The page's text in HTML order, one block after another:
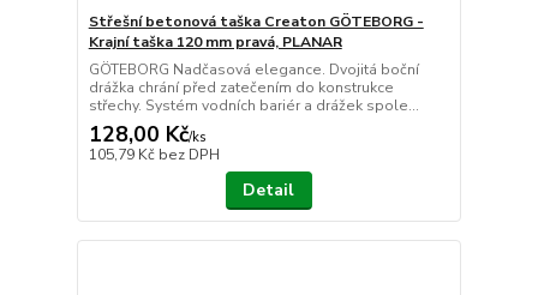
Střešní betonová taška Creaton GÖTEBORG -
Krajní taška 120 mm pravá, PLANAR
GÖTEBORG Nadčasová elegance. Dvojitá boční
drážka chrání před zatečením do konstrukce
střechy. Systém vodních bariér a drážek spole...
128,00 Kč/ks
105,79 Kč bez DPH
Detail